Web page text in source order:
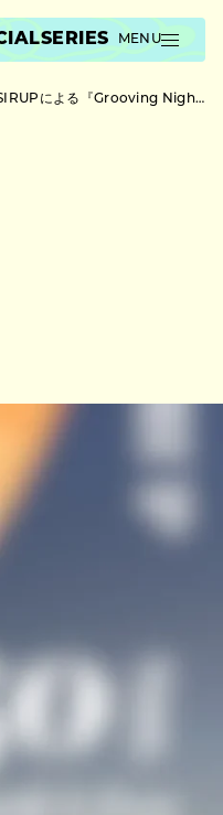
SERIES MENU
による『Grooving Night Premium』ビルボードライブ大阪で開催。ゲストはLeina